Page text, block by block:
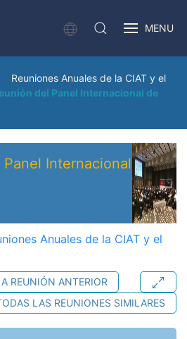
MENU
Reuniones Anuales de la CIAT y el
del Panel Internacional de
Internacional
Anuales de la CIAT y el
REUNIÓN ANTERIOR
LAS REUNIONES SIMILARES